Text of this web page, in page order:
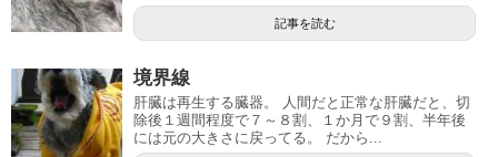
記事を読む
境界線
肝臓は再生する臓器。 人間だと正常な肝臓だと、切
除後１週間程度で７～８割、１か月で９割、半年後
には元の大きさに戻ってる。 だから...